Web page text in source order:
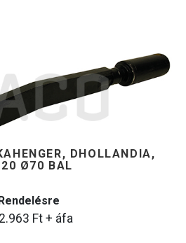
DHOLLANDIA,
Ø70 BAL
Ft + áfa